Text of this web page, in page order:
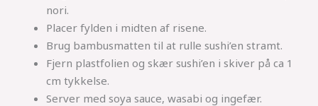
nori.
Placer fylden i midten af risene.
Brug bambusmatten til at rulle sushi’en stramt.
Fjern plastfolien og skær sushi’en i skiver på ca 1
cm tykkelse.
Server med soya sauce, wasabi og ingefær.